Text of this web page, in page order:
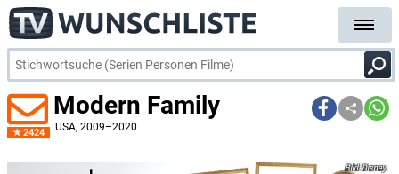
2424
Modern Family
USA, 2009–2020
Disney